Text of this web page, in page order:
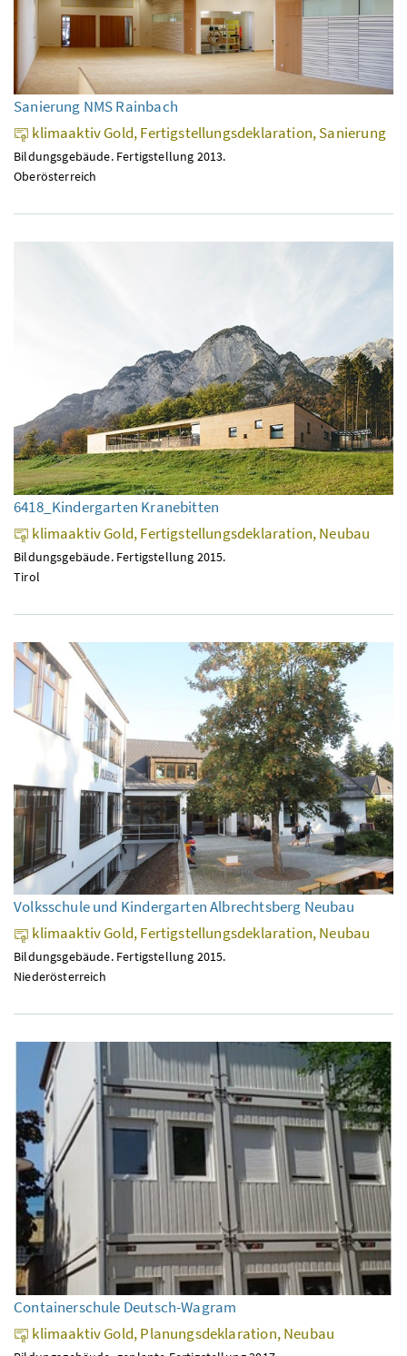
Sanierung NMS Rainbach
klimaaktiv Gold, Fertigstellungsdeklaration, Sanierung
Bildungsgebäude. Fertigstellung 2013.
Oberösterreich
6418_Kindergarten Kranebitten
klimaaktiv Gold, Fertigstellungsdeklaration, Neubau
Bildungsgebäude. Fertigstellung 2015.
Tirol
Volksschule und Kindergarten Albrechtsberg Neubau
klimaaktiv Gold, Fertigstellungsdeklaration, Neubau
Bildungsgebäude. Fertigstellung 2015.
Niederösterreich
Containerschule Deutsch-Wagram
klimaaktiv Gold, Planungsdeklaration, Neubau